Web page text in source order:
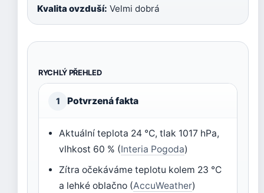
Kvalita ovzduší: Velmi dobrá
RYCHLÝ PŘEHLED
1 Potvrzená fakta
Aktuální teplota 24 °C, tlak 1017 hPa,
vlhkost 60 % (Interia Pogoda)
Zítra očekáváme teplotu kolem 23 °C
a lehké oblačno (AccuWeather)